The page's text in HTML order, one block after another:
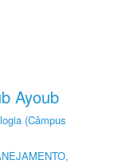
Ayoub
(Câmpus